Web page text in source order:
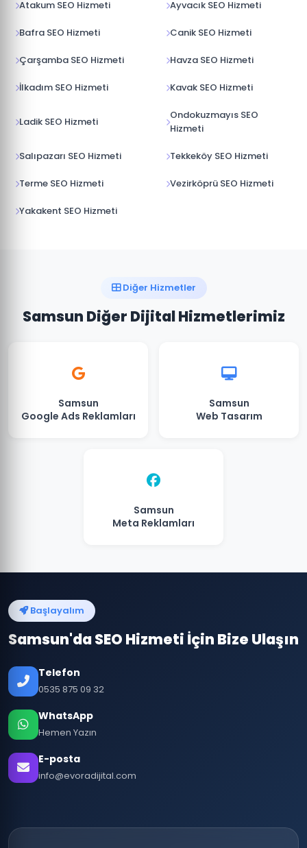
Atakum SEO Hizmeti Ayvacık SEO Hizmeti
Bafra SEO Hizmeti Canik SEO Hizmeti
Çarşamba SEO Hizmeti Havza SEO Hizmeti
İlkadım SEO Hizmeti Kavak SEO Hizmeti
Ladik SEO Hizmeti
Ondokuzmayıs SEO
Hizmeti
Salıpazarı SEO Hizmeti Tekkeköy SEO Hizmeti
Terme SEO Hizmeti Vezirköprü SEO Hizmeti
Yakakent SEO Hizmeti
Diğer Hizmetler
Samsun Diğer Dijital Hizmetlerimiz
Samsun
Google Ads Reklamları
Samsun
Web Tasarım
Samsun
Meta Reklamları
Başlayalım
Samsun'da SEO Hizmeti İçin Bize Ulaşın
Telefon
0535 875 09 32
WhatsApp
Hemen Yazın
E-posta
info@evoradijital.com